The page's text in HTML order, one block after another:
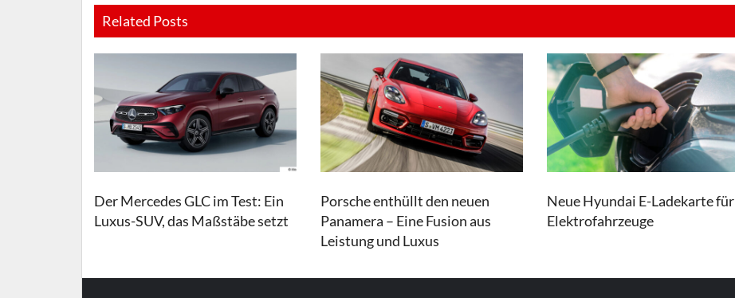
Related Posts
Der Mercedes GLC im Test: Ein
Luxus-SUV, das Maßstäbe setzt
Porsche enthüllt den neuen
Panamera – Eine Fusion aus
Leistung und Luxus
Neue Hyundai E-Ladekarte für
Elektrofahrzeuge